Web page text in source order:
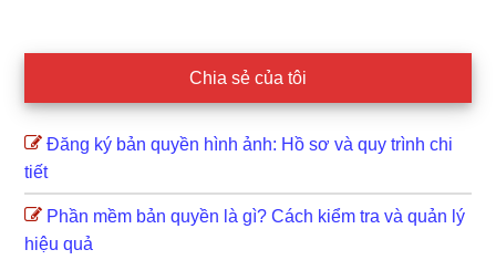
Chia sẻ của tôi
Đăng ký bản quyền hình ảnh: Hồ sơ và quy trình chi
tiết
Phần mềm bản quyền là gì? Cách kiểm tra và quản lý
hiệu quả